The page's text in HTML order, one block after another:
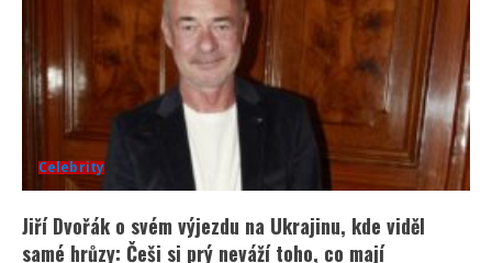
Celebrity
Jiří Dvořák o svém výjezdu na Ukrajinu, kde viděl
samé hrůzy: Češi si prý neváží toho, co mají